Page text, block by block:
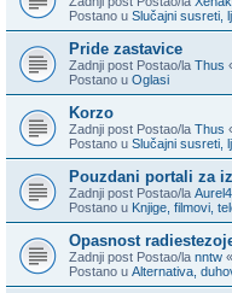
Postano u Slučajni susreti,
Pride zastavice
Zadnji post Postao/la Thus
Postano u Oglasi
Korzo
Zadnji post Postao/la Thus
Postano u Slučajni susreti,
Pouzdani portali za
Zadnji post Postao/la
Postano u Knjige, filmovi,
Opasnost
Zadnji post Postao/la nntw «
Postano u Alternativa,